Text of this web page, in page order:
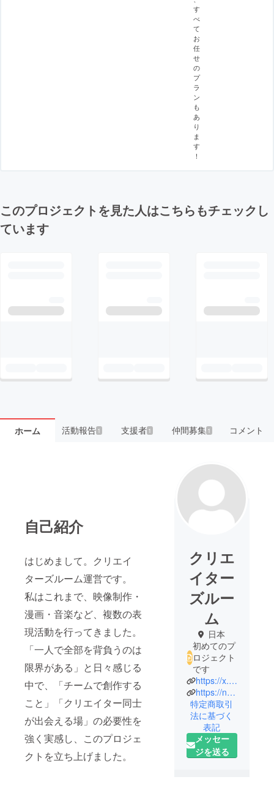
す
べ
て
お
任
せ
の
プ
ラ
ン
も
あ
り
ま
す
！
このプロジェクトを見た人はこちらもチェックし
ています
ホーム 活動報告1 支援者 1 仲間募集 1 コメント
自己紹介
はじめまして。クリエイ
ターズルーム運営です。
私はこれまで、映像制作・
漫画・音楽など、複数の表
現活動を行ってきました。
「一人で全部を背負うのは
限界がある」と日々感じる
中で、「チームで創作する
こと」「クリエイター同士
が出会える場」の必要性を
強く実感し、このプロジェ
クトを立ち上げました。
クリエ
イター
ズルー
ム
日本
初めてのプ
ロジェクト
です
https://x.com/creators_room25?s=21
https://note.com/c_room
特定商取引
法に基づく
表記
メッセー
ジを送る